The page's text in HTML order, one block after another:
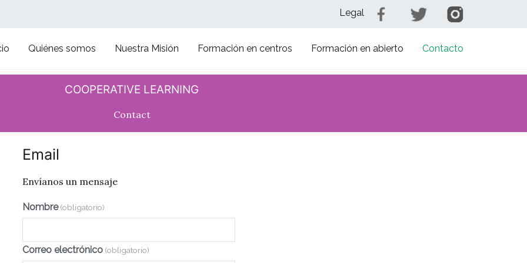
Legal
Quiénes somos Nuestra Misión Formación en centros Formación en abierto Contacto
COOPERATIVE LEARNING
Contact
Email
Envíanos un mensaje
Nombre (obligatorio)
Correo electrónico (obligatorio)